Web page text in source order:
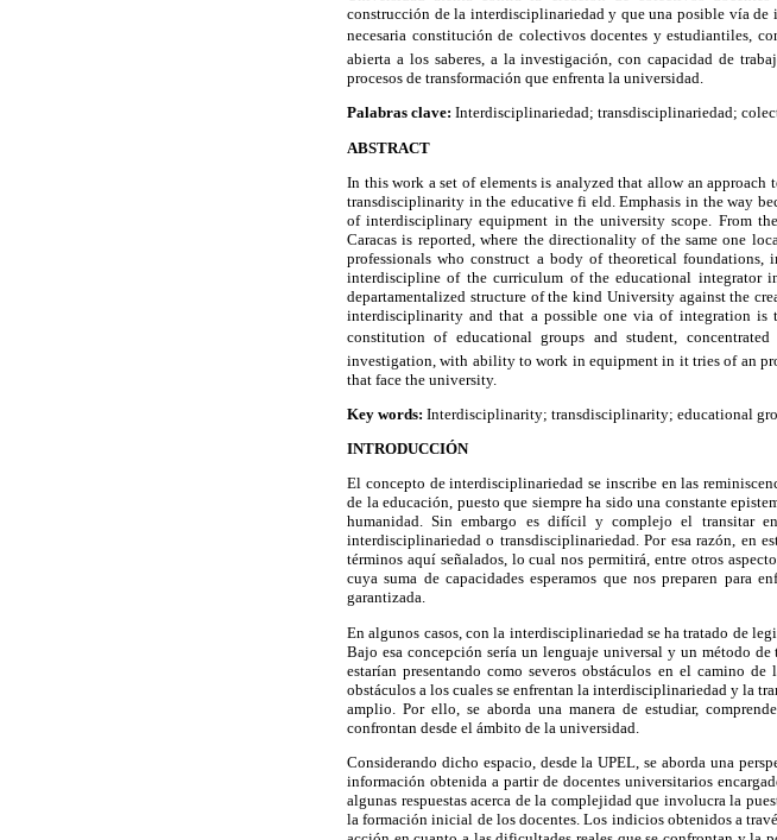
construcción de la interdisciplinariedad y que una posible vía
necesaria constitución de colectivos docentes y estudiantiles,
abierta a los saberes, a la investigación, con capacidad de
procesos de transformación que enfrenta la universidad.
Palabras clave: Interdisciplinariedad; transdisciplinariedad;
ABSTRACT
In this work a set of elements is analyzed that allow an
transdisciplinarity in the educative fi eld. Emphasis in the way
of interdisciplinary equipment in the university scope. From
Caracas is reported, where the directionality of the same one
professionals who construct a body of theoretical
interdiscipline of the curriculum of the educational integrator
departamentalized structure of the kind University against the
interdisciplinarity and that a possible one via of integration is
constitution of educational groups and student,
investigation, with ability to work in equipment in it tries of an
that face the university.
Key words: Interdisciplinarity; transdisciplinarity; educational
INTRODUCCIÓN
El concepto de interdisciplinariedad se inscribe en las
de la educación, puesto que siempre ha sido una constante
humanidad. Sin embargo es difícil y complejo el transitar
interdisciplinariedad o transdisciplinariedad. Por esa razón, en
términos aquí señalados, lo cual nos permitirá, entre otros
cuya suma de capacidades esperamos que nos preparen para
garantizada.
En algunos casos, con la interdisciplinariedad se ha tratado de
Bajo esa concepción sería un lenguaje universal y un método
estarían presentando como severos obstáculos en el camino
obstáculos a los cuales se enfrentan la interdisciplinariedad y la
amplio. Por ello, se aborda una manera de estudiar,
confrontan desde el ámbito de la universidad.
Considerando dicho espacio, desde la UPEL, se aborda una
información obtenida a partir de docentes universitarios
algunas respuestas acerca de la complejidad que involucra la
la formación inicial de los docentes. Los indicios obtenidos a